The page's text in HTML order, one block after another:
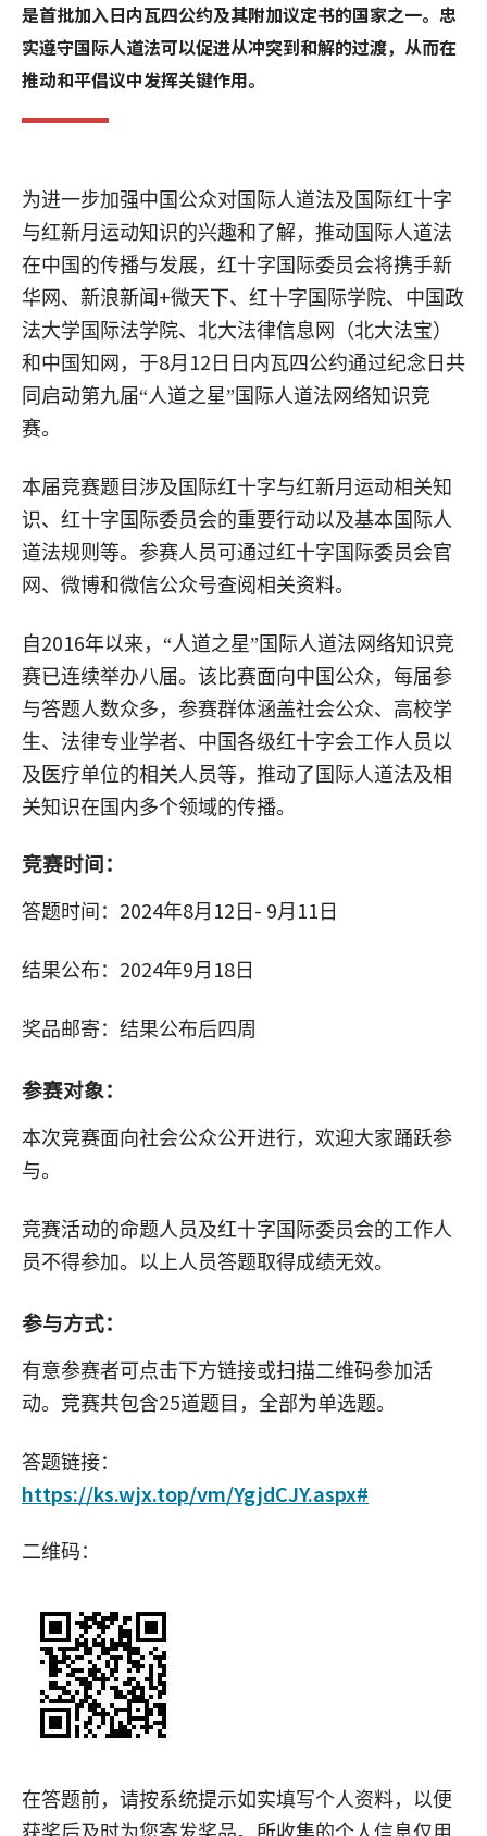
是首批加入日内瓦四公约及其附加议定书的国家之一。忠
实遵守国际人道法可以促进从冲突到和解的过渡，从而在
推动和平倡议中发挥关键作用。
为进一步加强中国公众对国际人道法及国际红十字
与红新月运动知识的兴趣和了解，推动国际人道法
在中国的传播与发展，红十字国际委员会将携手新
华网、新浪新闻 +微天下、红十字国际学院、中国政
法大学国际法学院、北大法律信息网（北大法宝）
和中国知网，于8月 12 日日内瓦四公约通过纪念日共
同启动第九届“人道之星”国际人道法网络知识竞
赛。
本届竞赛题目涉及国际红十字与红新月运动相关知
识、红十字国际委员会的重要行动以及基本国际人
道法规则等。参赛人员可通过红十字国际委员会官
网、微博和微信公众号查阅相关资料。
自 2016年以来，“人道之星”国际人道法网络知识竞
赛已连续举办八届。该比赛面向中国公众，每届参
与答题人数众多，参赛群体涵盖社会公众、高校学
生、法律专业学者、中国各级红十字会工作人员以
及医疗单位的相关人员等，推动了国际人道法及相
关知识在国内多个领域的传播。
竞赛时间：
答题时间： 2024年8月 12 日 - 9月 11 日
结果公布： 2024年9月 18 日
奖品邮寄：结果公布后四周
参赛对象：
本次竞赛面向社会公众公开进行，欢迎大家踊跃参
与。
竞赛活动的命题人员及红十字国际委员会的工作人
员不得参加。以上人员答题取得成绩无效。
参与方式：
有意参赛者可点击下方链接或扫描二维码参加活
动。竞赛共包含25道题目，全部为单选题。
答题链接：
https://ks.wjx.top/vm/YgjdCJY.aspx#
二维码：
Image
在答题前，请按系统提示如实填写个人资料，以便